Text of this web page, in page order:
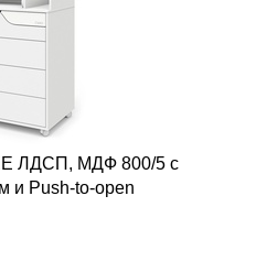
ЛДСП, МДФ 800/5 с
и Push-to-open